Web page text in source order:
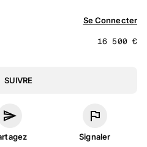
Se Connecter
16 500 €
SUIVRE
Signaler